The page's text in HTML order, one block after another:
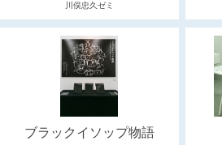
川俣忠久ゼミ
ブラックイソップ物語